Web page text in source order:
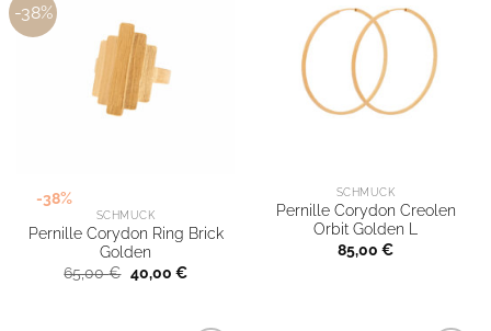
-38%
-38%
SCHMUCK
Pernille Corydon Ring Brick
Golden
65,00€ Ursprünglicher
Preis
40,00 €Aktueller
SCHMUCK
Pernille Corydon Creolen
Orbit Golden L
85,00 €